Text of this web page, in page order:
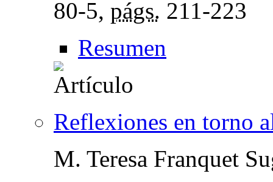
80-5, págs. 211-223
Resumen
Reflexiones en torno
M. Teresa Franquet